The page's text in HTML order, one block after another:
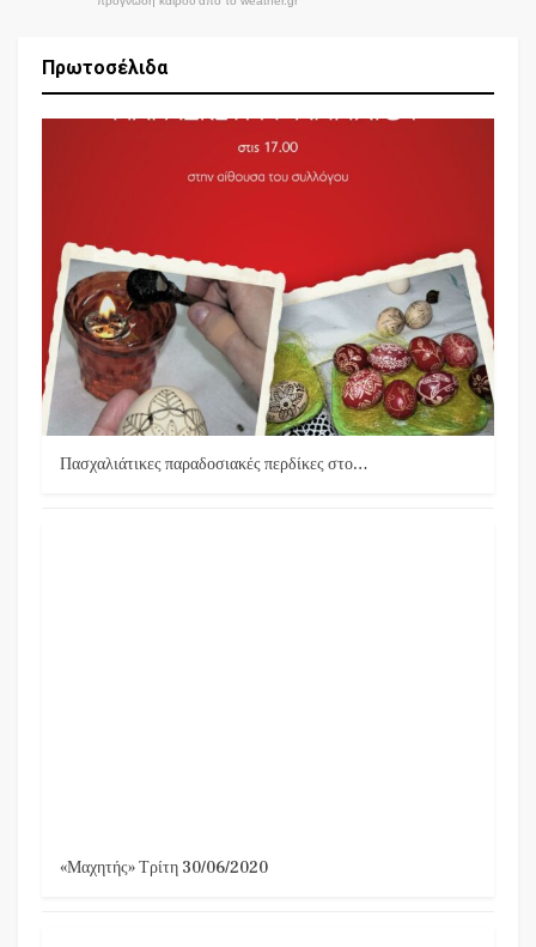
Πρωτοσέλιδα
Πασχαλιάτικες παραδοσιακές περδίκες στο…
«Μαχητής» Τρίτη 30/06/2020